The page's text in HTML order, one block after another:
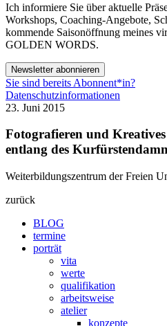
Ich informiere Sie über aktuelle
Workshops, Coaching-Angebote,
kommende Saisonöffnung meines
GOLDEN WORDS.
Newsletter abonnieren
Sie sind bereits Abonnent*in?
Datenschutzinformationen
23. Juni 2015
Fotografieren und
entlang des
Weiterbildungszentrum der Freien
zurück
BLOG
termine
porträt
vita
werte
qualifikation
arbeitsweise
atelier
konzepte